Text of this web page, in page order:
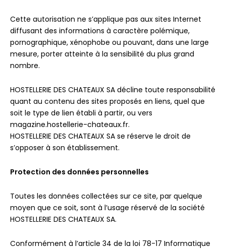
Cette autorisation ne s’applique pas aux sites Internet
diffusant des informations à caractère polémique,
pornographique, xénophobe ou pouvant, dans une large
mesure, porter atteinte à la sensibilité du plus grand
nombre.
HOSTELLERIE DES CHATEAUX SA décline toute responsabilité
quant au contenu des sites proposés en liens, quel que
soit le type de lien établi à partir, ou vers
magazine.hostellerie-chateaux.fr.
HOSTELLERIE DES CHATEAUX SA se réserve le droit de
s’opposer à son établissement.
Protection des données personnelles
Toutes les données collectées sur ce site, par quelque
moyen que ce soit, sont à l’usage réservé de la société
HOSTELLERIE DES CHATEAUX SA.
Conformément à l’article 34 de la loi 78-17 Informatique